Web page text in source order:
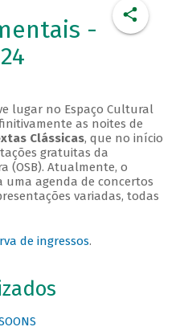
-
lugar no Espaço Cultural
as noites de
Clássicas, que no início
gratuitas da
(OSB). Atualmente, o
agenda de concertos
variadas, todas
de ingressos.